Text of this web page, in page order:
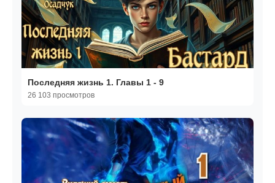
Последняя жизнь 1. Главы 1 - 9
26 103 просмотров